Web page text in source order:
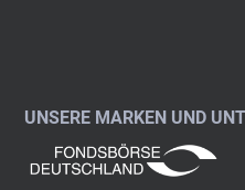
UNSERE MARKEN UND